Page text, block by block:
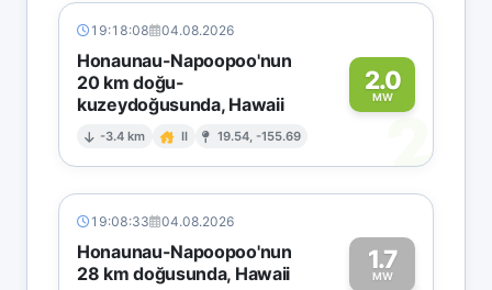
19:18:08 04.08.2026
Honaunau-Napoopoo'nun
20 km doğu-
kuzeydoğusunda, Hawaii
-3.4 km II 19.54, -155.69
2.0
MW
2
19:08:33 04.08.2026
Honaunau-Napoopoo'nun
28 km doğusunda, Hawaii
1.7
MW